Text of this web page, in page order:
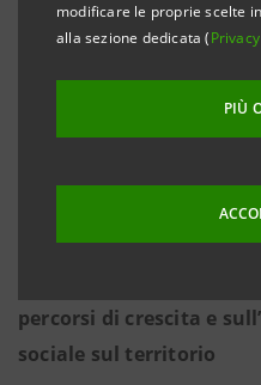
modificare le proprie scelte
alla sezione dedicata (
PIÙ
Teoresi,
categoria
F.lli Piacenza,
per la categoria
Selezionate in tutta
autocandidate sul sito
percorsi di crescita e
sociale sul territorio